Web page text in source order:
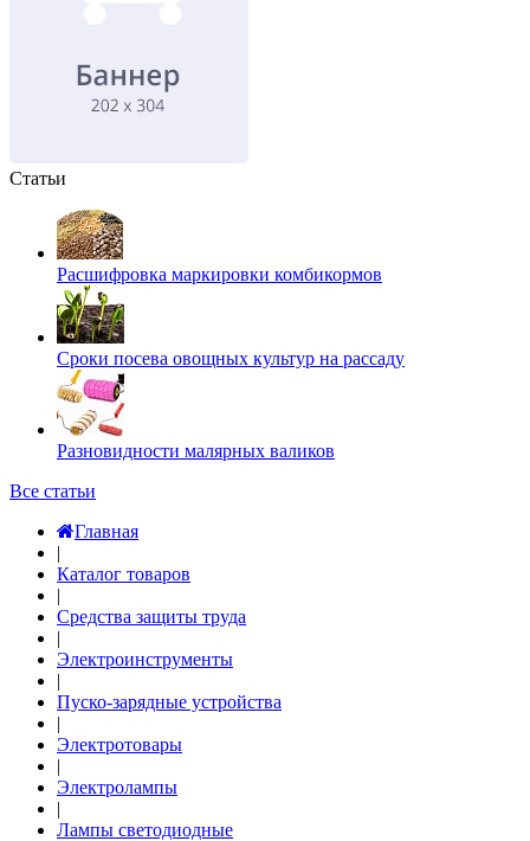
Статьи
Расшифровка маркировки комбикормов
Сроки посева овощных культур на рассаду
Разновидности малярных валиков
Все статьи
Главная
|
Каталог товаров
|
Средства защиты труда
|
Электроинструменты
|
Пуско-зарядные устройства
|
Электротовары
|
Электролампы
|
Лампы светодиодные